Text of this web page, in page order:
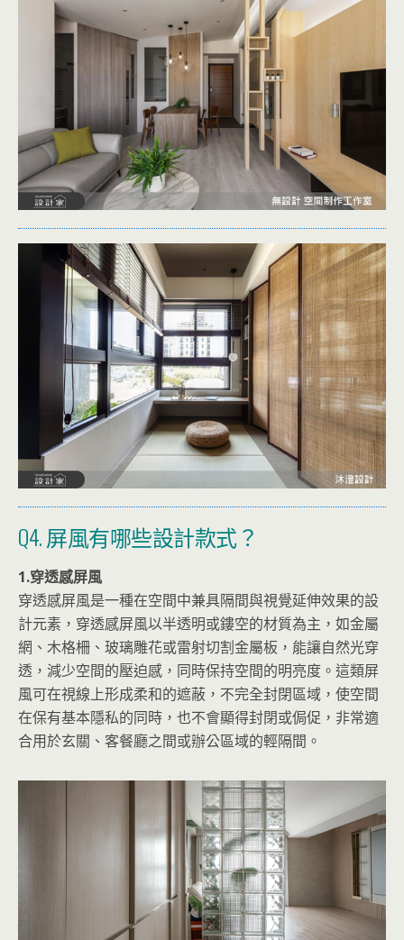
Q4. 屏風有哪些設計款式？
1.穿透感屏風
穿透感屏風是一種在空間中兼具隔間與視覺延伸效果的設
計元素，穿透感屏風以半透明或鏤空的材質為主，如金屬
網、木格柵、玻璃雕花或雷射切割金屬板，能讓自然光穿
透，減少空間的壓迫感，同時保持空間的明亮度。這類屏
風可在視線上形成柔和的遮蔽，不完全封閉區域，使空間
在保有基本隱私的同時，也不會顯得封閉或侷促，非常適
合用於玄關、客餐廳之間或辦公區域的輕隔間。